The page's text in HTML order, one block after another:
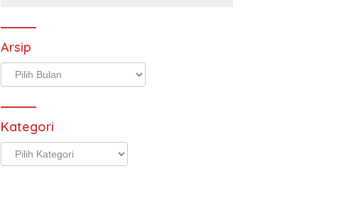
Arsip
Arsip
Kategori
Kategori